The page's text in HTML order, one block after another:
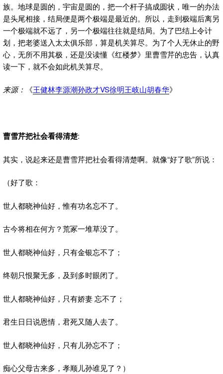
族。地球是圆的，宇宙是圆的，把一个杆子搞成圆状，唯一的办法
是头尾相接，结局便是两个极端是最近的。所以，走到极端后离另
一个极端就不远了，另一个极端往往就是结局。为了巴结上令计
划，把老婆送入太太俱乐部，算是机关算尽。为了个人无休止的野
心，无所不用其极，还是没读懂《红楼梦》里曹雪芹的忠告，认真
读一下，就不会如此机关算尽。
来源： 《王健林李源潮孙政才VS徐明王岐山胡春华》
曹雪芹把社会看得清楚:
其实，说起来还是曹雪芹把社会看得清楚啊。就像“好了歌”所说：
（好了歌：
世人都晓神仙好，惟有功名忘不了。
古今将相在何方？荒冢一堆草没了。
世人都晓神仙好，只有金银忘不了；
终朝只恨聚无多，及到多时眼闭了。
世人都晓神仙好，只有娇妻 忘不了；
君生日日说恩情，君死又随人去了。
世人都晓神仙好，只有儿孙忘不了；
痴心父母古来多，孝顺儿孙谁见了？）